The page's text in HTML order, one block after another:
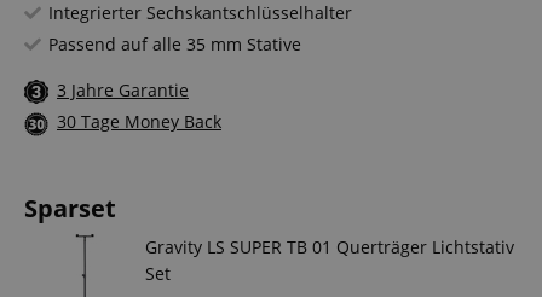
Integrierter Sechskantschlüsselhalter
Passend auf alle 35 mm Stative
3 Jahre Garantie
30 Tage Money Back
Sparset
Gravity LS SUPER TB 01 Querträger Lichtstativ
Set